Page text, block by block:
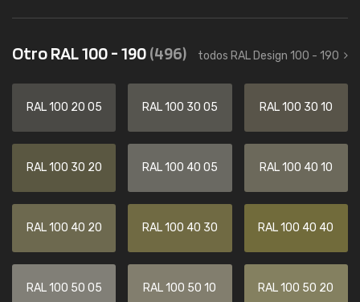
Otro RAL 100 - 190(496) todos RAL Design 100 - 190
RAL 100 20 05 RAL 100 30 05 RAL 100 30 10
RAL 100 30 20 RAL 100 40 05 RAL 100 40 10
RAL 100 40 20 RAL 100 40 30 RAL 100 40 40
RAL 100 50 05 RAL 100 50 10 RAL 100 50 20